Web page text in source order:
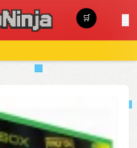
🛒
Winkelwagen